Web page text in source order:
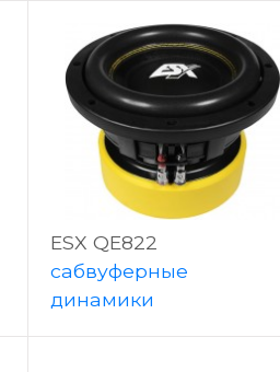
ESX QE822
сабвуферные
динамики